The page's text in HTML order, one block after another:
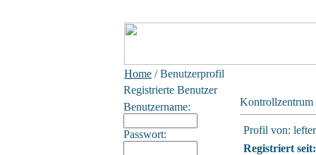
Home / Benutzerprofil
Registrierte Benutzer
Benutzername:
Passwort:
Kontrollzentrum
Profil von:
Registriert seit: